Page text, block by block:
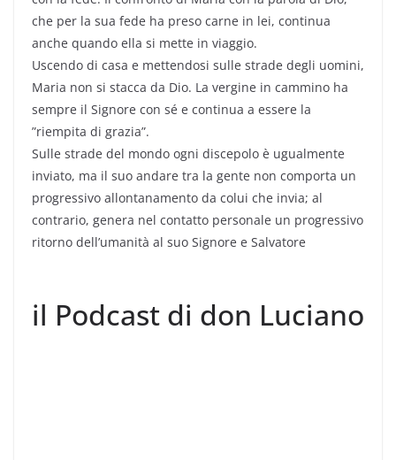
che per la sua fede ha preso carne in lei, continua
anche quando ella si mette in viaggio.
Uscendo di casa e mettendosi sulle strade degli uomini,
Maria non si stacca da Dio. La vergine in cammino ha
sempre il Signore con sé e continua a essere la
”riempita di grazia”.
Sulle strade del mondo ogni discepolo è ugualmente
inviato, ma il suo andare tra la gente non comporta un
progressivo allontanamento da colui che invia; al
contrario, genera nel contatto personale un progressivo
ritorno dell’umanità al suo Signore e Salvatore
il Podcast di don Luciano